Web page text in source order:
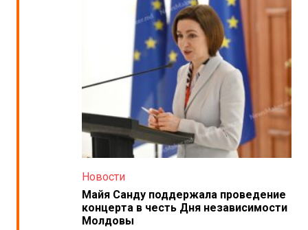
Новости
Майя Санду поддержала проведение
концерта в честь Дня независимости
Молдовы